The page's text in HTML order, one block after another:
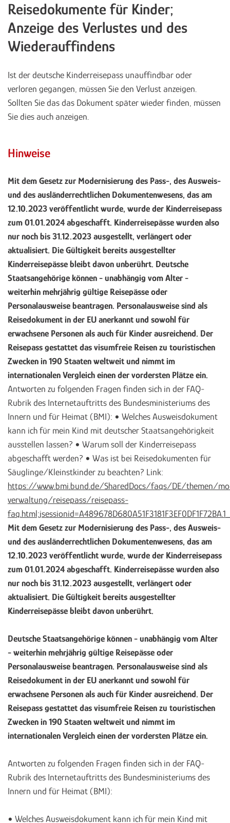
Reisedokumente für Kinder;
Anzeige des Verlustes und des
Wiederauffindens
Ist der deutsche Kinderreisepass unauffindbar oder
verloren gegangen, müssen Sie den Verlust anzeigen.
Sollten Sie das das Dokument später wieder finden, müssen
Sie dies auch anzeigen.
Hinweise
Mit dem Gesetz zur Modernisierung des Pass-, des Ausweis-
und des ausländerrechtlichen Dokumentenwesens, das am
12.10.2023 veröffentlicht wurde, wurde der Kinderreisepass
zum 01.01.2024 abgeschafft. Kinderreisepässe wurden also
nur noch bis 31.12.2023 ausgestellt, verlängert oder
aktualisiert. Die Gültigkeit bereits ausgestellter
Kinderreisepässe bleibt davon unberührt. Deutsche
Staatsangehörige können - unabhängig vom Alter -
weiterhin mehrjährig gültige Reisepässe oder
Personalausweise beantragen. Personalausweise sind als
Reisedokument in der EU anerkannt und sowohl für
erwachsene Personen als auch für Kinder ausreichend. Der
Reisepass gestattet das visumfreie Reisen zu touristischen
Zwecken in 190 Staaten weltweit und nimmt im
internationalen Vergleich einen der vordersten Plätze ein.
Antworten zu folgenden Fragen finden sich in der FAQ-
Rubrik des Internetauftritts des Bundesministeriums des
Innern und für Heimat (BMI): • Welches Ausweisdokument
kann ich für mein Kind mit deutscher Staatsangehörigkeit
ausstellen lassen? • Warum soll der Kinderreisepass
abgeschafft werden? • Was ist bei Reisedokumenten für
Säuglinge/Kleinstkinder zu beachten? Link:
https://www.bmi.bund.de/SharedDocs/faqs/DE/themen/
verwaltung/reisepass/reisepass-
Mit dem Gesetz zur Modernisierung des Pass-, des Ausweis-
und des ausländerrechtlichen Dokumentenwesens, das am
12.10.2023 veröffentlicht wurde, wurde der Kinderreisepass
zum 01.01.2024 abgeschafft. Kinderreisepässe wurden also
nur noch bis 31.12.2023 ausgestellt, verlängert oder
aktualisiert. Die Gültigkeit bereits ausgestellter
Kinderreisepässe bleibt davon unberührt.
Deutsche Staatsangehörige können - unabhängig vom Alter
- weiterhin mehrjährig gültige Reisepässe oder
Personalausweise beantragen. Personalausweise sind als
Reisedokument in der EU anerkannt und sowohl für
erwachsene Personen als auch für Kinder ausreichend. Der
Reisepass gestattet das visumfreie Reisen zu touristischen
Zwecken in 190 Staaten weltweit und nimmt im
internationalen Vergleich einen der vordersten Plätze ein.
Antworten zu folgenden Fragen finden sich in der FAQ-
Rubrik des Internetauftritts des Bundesministeriums des
Innern und für Heimat (BMI):
• Welches Ausweisdokument kann ich für mein Kind mit